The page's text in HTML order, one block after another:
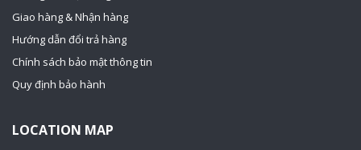
Giao hàng & Nhận hàng
Hướng dẫn đổi trả hàng
Chính sách bảo mật thông tin
Quy định bảo hành
LOCATION MAP